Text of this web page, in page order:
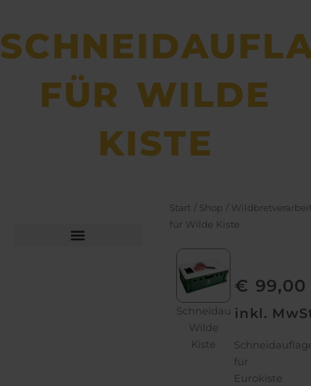
FÜR WILDE
KISTE
Start / Shop /
für Wilde Kiste
Schneidauflage
Schneidauflage
Kiste
€ 99,00
inkl.
für
Eurokiste